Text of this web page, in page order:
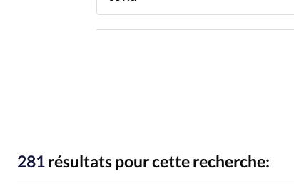
Liberté religieuse
Mission
281 résultats pour cette recherche: